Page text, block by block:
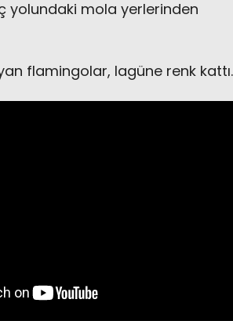
yolundaki mola yerlerinden
flamingolar, lagüne renk kattı.